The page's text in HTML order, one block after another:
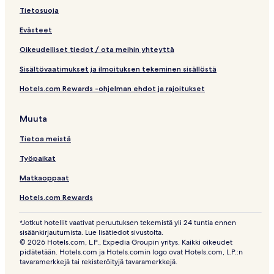
Tietosuoja
Evästeet
Oikeudelliset tiedot / ota meihin yhteyttä
Sisältövaatimukset ja ilmoituksen tekeminen sisällöstä
Hotels.com Rewards -ohjelman ehdot ja rajoitukset
Muuta
Tietoa meistä
Työpaikat
Matkaoppaat
Hotels.com Rewards
*Jotkut hotellit vaativat peruutuksen tekemistä yli 24 tuntia ennen
sisäänkirjautumista. Lue lisätiedot sivustolta.
© 2026 Hotels.com, L.P., Expedia Groupin yritys. Kaikki oikeudet
pidätetään. Hotels.com ja Hotels.comin logo ovat Hotels.com, L.P.:n
tavaramerkkejä tai rekisteröityjä tavaramerkkejä.